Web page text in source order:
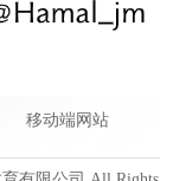
移动端网站